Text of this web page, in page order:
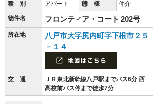
種 別 アパート 態 様 仲介
物件名 フロンティア・コート 202号
所在地
八戸市大字尻内町字下根市２５
－１４
交 通
ＪＲ東北新幹線八戸駅までバス6分 西
高校前バス停まで徒歩7分